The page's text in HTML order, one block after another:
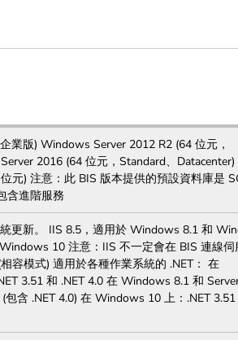
業版) Windows Server 2012 R2 (64 位元，
2016 (64 位元，Standard、Datacenter)
元) 注意：此 BIS 版本提供的預設資料庫是
含進階服務
更新。 IIS 8.5，適用於 Windows 8.1 和
10 注意：IIS 不一定會在 BIS 連線伺
容模式) 適用於各種作業系統的 .NET： 在
3.51 和 .NET 4.0 在 Windows 8.1 和
包含 .NET 4.0) 在 Windows 10 上：.NET 3.51